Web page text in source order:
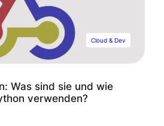
Cloud & Dev
Was sind sie und wie
verwenden?